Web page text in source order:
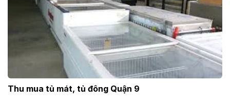
Thu mua tủ mát, tủ đông Quận 9